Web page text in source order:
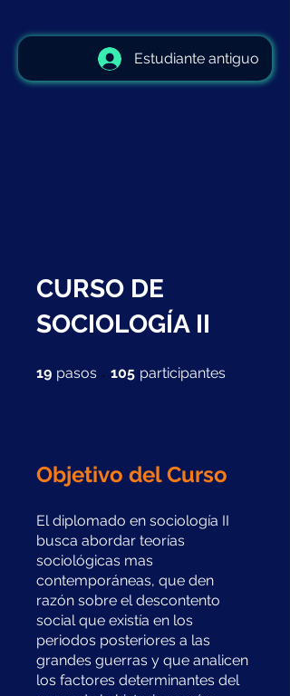
Estudiante antiguo
CURSO DE
SOCIOLOGÍA II
19 pasos 19 pasos
105 participantes
Objetivo del Curso
El diplomado en sociología II
busca abordar teorías
sociológicas mas
contemporáneas, que den
razón sobre el descontento
social que existía en los
periodos posteriores a las
grandes guerras y que analicen
los factores determinantes del